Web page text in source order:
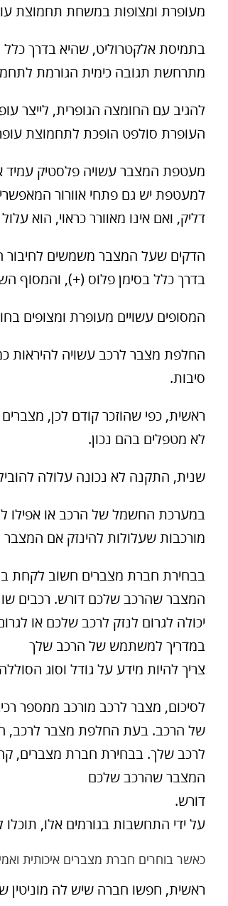
מעופרת ומצופות במשחת תחמוצת
בתמיסת אלקטרוליט, שהיא בדרך
מתרחשת תגובה כימית הגורמת
להגיב עם החומצה הגופרית, לייצר
העופרת סולפט הופכת לתחמוצת
מעטפת המצבר עשויה פלסטיק עמיד
למעטפת יש גם פתחי אוורור
דליק, ואם אינו מאוורר כראוי, הוא
הדקים שעל המצבר משמשים לחיבור
בדרך כלל בסימן פלוס (+), והמסוף
המסופים עשויים מעופרת ומצופים
החלפת מצבר לרכב עשויה
סיבות.
ראשית, כפי שהוזכר קודם לכן,
לא מטפלים בהם נכון.
שנית, התקנה לא נכונה עלולה
במערכת החשמל של הרכב או אפילו
מורכבות שעלולות להינזק אם
בבחירת חברת מצברים חשוב לקחת
המצבר שהרכב שלכם דורש. רכבים
יכולה לגרום לנזק לרכב שלכם או
במדריך למשתמש של הרכב שלך
צריך להיות מידע על גודל וסוג
לסיכום, מצבר לרכב מורכב ממספר
של הרכב. בעת החלפת מצבר לרכב,
לרכב שלך. בבחירת חברת מצברים,
המצבר שהרכב שלכם
דורש.
על ידי התחשבות בגורמים אלו,
כאשר בוחרים חברת מצברים איכותית
ראשית, חפשו חברה שיש לה מוניטין